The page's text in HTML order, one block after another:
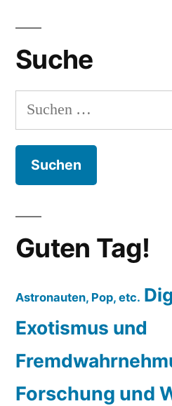
Suche
Suchen
nach:
Guten Tag!
Astronauten, Pop, etc.
Exotismus und
Forschung und